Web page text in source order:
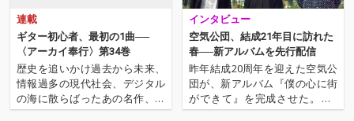
連載
ギター初心者、最初の1曲──
〈アーカイ奉行〉第34巻
歴史を追いかけ過去から未来、
情報過多の現代社会、デジタル
の海に散らばったあの名作、こ
の名作たちをひとつにまとめる
インタビュー
空気公団、結成21年目に訪れた
春──新アルバムを先行配信
昨年結成20周年を迎えた空気公
団が、新アルバム『僕の心に街
ができて』を完成させた。約2
年ぶりの新作となる今作は、山